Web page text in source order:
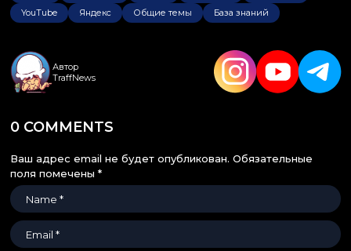
YouTube
Яндекс Общие темы База знаний
Автор
TraffNews
0 COMMENTS
Ваш адрес email не будет опубликован. Обязательные
поля помечены *